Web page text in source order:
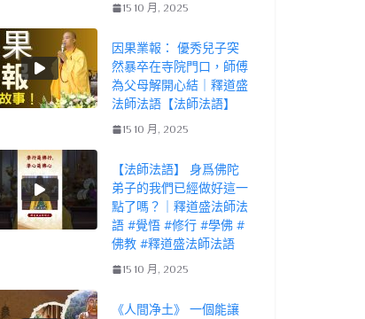
15 10 月, 2025
因果業報： 優秀兒子突
然暴卒在寺院門口，師傅
為父母解開心結｜釋道盛
法師法語【法師法語】
15 10 月, 2025
【法師法語】 身爲佛陀
弟子的我們已經做好這一
點了嗎？｜釋道盛法師法
語 #覺悟 #修行 #學佛 #
佛教 #釋道盛法師法語
15 10 月, 2025
《人間净土》 一個能讓